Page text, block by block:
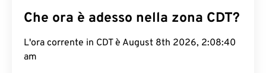
Che ora è adesso nella zona CDT?
L'ora corrente in CDT è August 8th 2026, 2:08:41
am